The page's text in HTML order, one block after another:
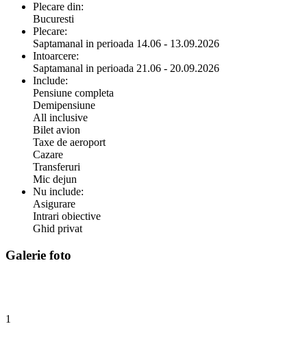
Plecare din:
Bucuresti
Plecare:
Saptamanal in perioada 14.06 - 13.09.2026
Intoarcere:
Saptamanal in perioada 21.06 - 20.09.2026
Include:
Pensiune completa
Demipensiune
All inclusive
Bilet avion
Taxe de aeroport
Cazare
Transferuri
Mic dejun
Nu include:
Asigurare
Intrari obiective
Ghid privat
Galerie foto
1